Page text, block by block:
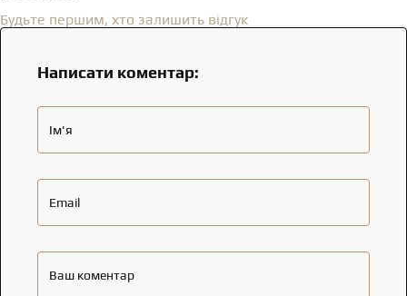
Будьте першим, хто залишить відгук
Написати коментар:
Ім'я
Email
Ваш коментар